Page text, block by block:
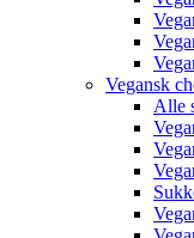
Vegansk
Alle